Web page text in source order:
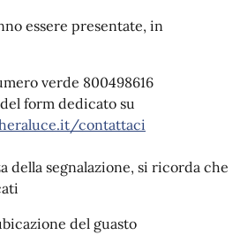
essere presentate, in
verde 800498616
form dedicato su
contattaci
della segnalazione, si ricorda che
del guasto